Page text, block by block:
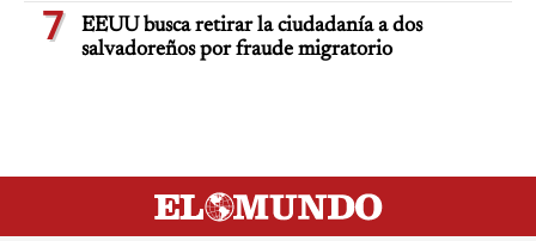
7
EEUU busca retirar la ciudadanía a dos
salvadoreños por fraude migratorio